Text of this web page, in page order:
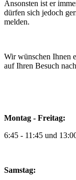
Ansonsten ist er
dürfen sich jedoch
melden.
Wir wünschen Ihnen
auf Ihren Besuch
Montag - Freitag:
6:45 - 11:45 und
Samstag: